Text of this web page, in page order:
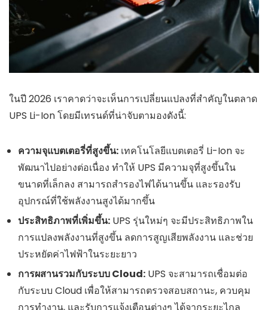
ในปี 2026 เราคาดว่าจะเห็นการเปลี่ยนแปลงที่สำคัญในตลาด
UPS Li-Ion โดยมีเทรนด์ที่น่าจับตามองดังนี้:
ความจุแบตเตอรี่ที่สูงขึ้น: เทคโนโลยีแบตเตอรี่ Li-Ion จะ
พัฒนาไปอย่างต่อเนื่อง ทำให้ UPS มีความจุที่สูงขึ้นใน
ขนาดที่เล็กลง สามารถสำรองไฟได้นานขึ้น และรองรับ
อุปกรณ์ที่ใช้พลังงานสูงได้มากขึ้น
ประสิทธิภาพที่เพิ่มขึ้น: UPS รุ่นใหม่ๆ จะมีประสิทธิภาพใน
การแปลงพลังงานที่สูงขึ้น ลดการสูญเสียพลังงาน และช่วย
ประหยัดค่าไฟฟ้าในระยะยาว
การผสานรวมกับระบบ Cloud: UPS จะสามารถเชื่อมต่อ
กับระบบ Cloud เพื่อให้สามารถตรวจสอบสถานะ, ควบคุม